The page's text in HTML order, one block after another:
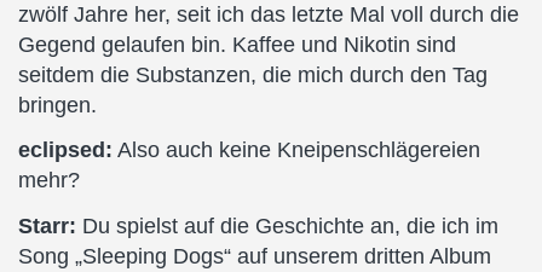
zwölf Jahre her, seit ich das letzte Mal voll durch die
Gegend gelaufen bin. Kaffee und Nikotin sind
seitdem die Substanzen, die mich durch den Tag
bringen.
eclipsed: Also auch keine Kneipenschlägereien
mehr?
Starr: Du spielst auf die Geschichte an, die ich im
Song „Sleeping Dogs“ auf unserem dritten Album